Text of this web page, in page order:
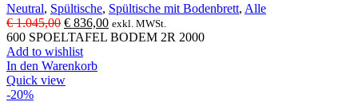
Neutral, Spültische, Spültische mit Bodenbrett, Alle
€1.045,00 Ursprünglicher
Preis
war:
€ 1.045,00
€ 836,00Aktueller
Preis
exkl. MWSt.
600 SPOELTAFEL BODEM 2R 2000
Add to wishlist
In den Warenkorb
Quick view
-20%